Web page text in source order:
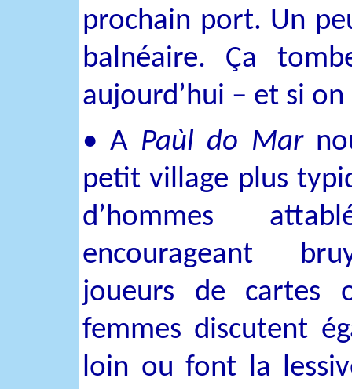
prochain port. Un
balnéaire. Ça
aujourd’hui – et si
• A Paùl do Mar
petit village plus
d’hommes
encourageant
joueurs de cartes
femmes discutent
loin ou font la